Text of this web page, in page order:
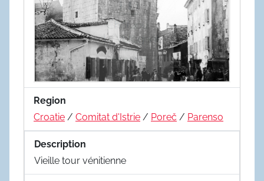
Region
Croatie / Comitat d'Istrie / Poreč / Parenso
Description
Vieille tour vénitienne